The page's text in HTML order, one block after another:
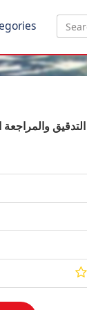
التدقيق والمراجعة